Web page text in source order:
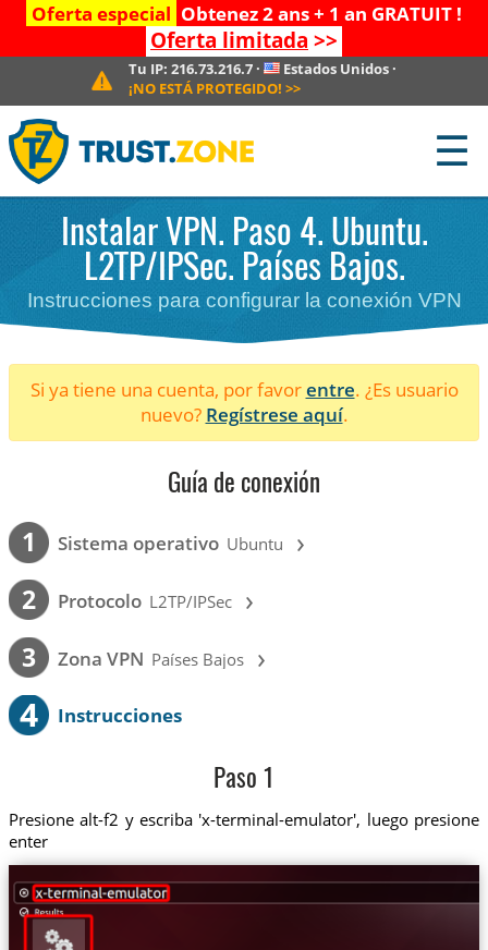
Oferta especial Obtenez 2 ans + 1 an GRATUIT !
Oferta limitada >>
Tu IP: 216.73.216.7· Estados Unidos ·
¡NO ESTÁ PROTEGIDO! >>
☰
Instalar VPN. Paso 4. Ubuntu.
L2TP/IPSec. Países Bajos.
Instrucciones para configurar la conexión VPN
Si ya tiene una cuenta, por favorentre. ¿Es usuario
nuevo? Regístrese aquí.
Guía de conexión
1 Sistema operativo Ubuntu ›
2 Protocolo L2TP/IPSec ›
3 Zona VPN Países Bajos ›
4 Instrucciones
Paso 1
Presione alt-f2 y escriba 'x-terminal-emulator', luego presione
enter